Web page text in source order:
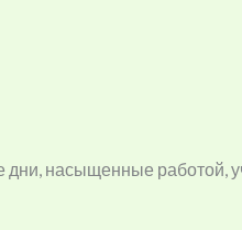
дни, насыщенные работой,